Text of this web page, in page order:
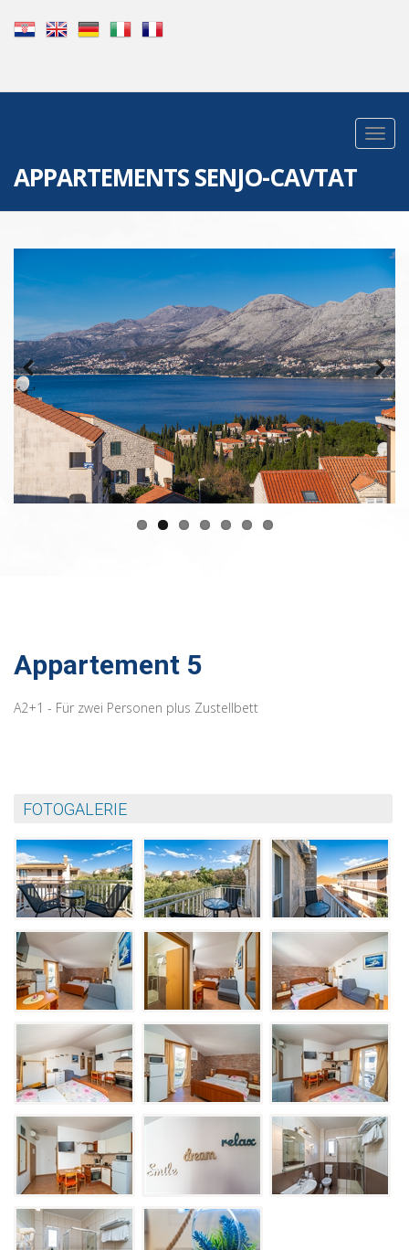
APPARTEMENTS SENJO-CAVTAT
Appartement 5
A2+1 - Für zwei Personen plus Zustellbett
FOTOGALERIE